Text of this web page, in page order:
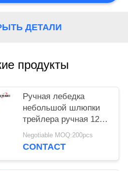
ДЕТАЛИ
продукты
Ручная лебедка
небольшой шлюпки
трейлера ручная 1200
автоматическим Лб
вытягивать ворота
Negotiable MOQ:200pcs
CONTACT